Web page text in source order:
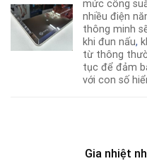
mức công
nhiều điện
thông minh
khi đun nấu,
từ thông
tục để đảm
với con số
Gia nhiệt